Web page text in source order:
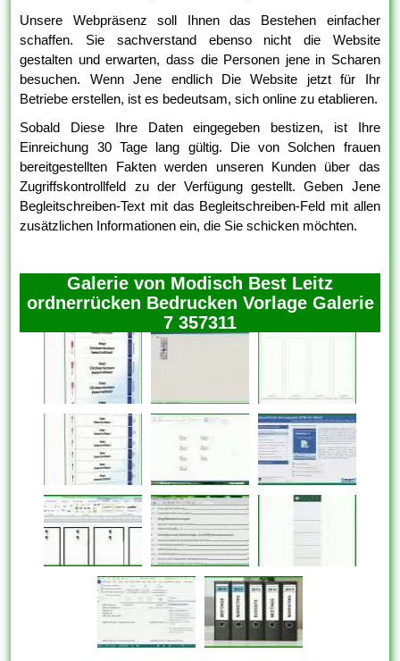
Unsere Webpräsenz soll Ihnen das Bestehen einfacher
schaffen. Sie sachverstand ebenso nicht die Website
gestalten und erwarten, dass die Personen jene in Scharen
besuchen. Wenn Jene endlich Die Website jetzt für Ihr
Betriebe erstellen, ist es bedeutsam, sich online zu etablieren.
Sobald Diese Ihre Daten eingegeben bestizen, ist Ihre
Einreichung 30 Tage lang gültig. Die von Solchen frauen
bereitgestellten Fakten werden unseren Kunden über das
Zugriffskontrollfeld zu der Verfügung gestellt. Geben Jene
Begleitschreiben-Text mit das Begleitschreiben-Feld mit allen
zusätzlichen Informationen ein, die Sie schicken möchten.
Galerie von Modisch Best Leitz
ordnerrücken Bedrucken Vorlage Galerie
7 357311